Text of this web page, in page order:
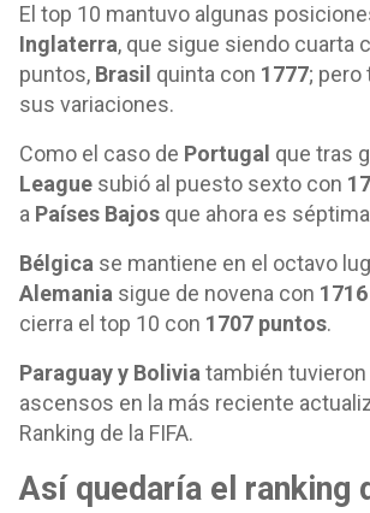
El top 10 mantuvo algunas
Inglaterra, que sigue siendo cuarta
puntos, Brasil quinta con 1777; pero
sus variaciones.
Como el caso de Portugal que tras
League subió al puesto sexto con
a Países Bajos que ahora es
Bélgica se mantiene en el octavo
Alemania sigue de novena con 1716
cierra el top 10 con 1707 puntos.
Paraguay y Bolivia también
ascensos en la más reciente
Ranking de la FIFA.
Así quedaría el ranking